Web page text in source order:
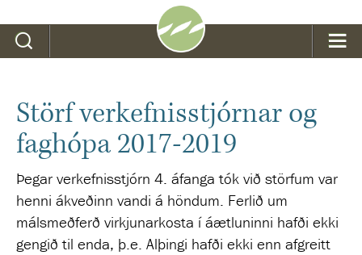
Störf verkefnisstjórnar og
faghópa 2017-2019
Þegar verkefnisstjórn 4. áfanga tók við störfum var
henni ákveðinn vandi á höndum. Ferlið um
málsmeðferð virkjunarkosta í áætluninni hafði ekki
gengið til enda, þ.e. Alþingi hafði ekki enn afgreitt